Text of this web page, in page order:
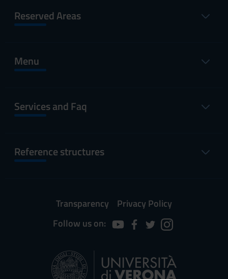
Reserved Areas
Menu
Services and Faq
Reference structures
Transparency
Privacy Policy
Follow us on: